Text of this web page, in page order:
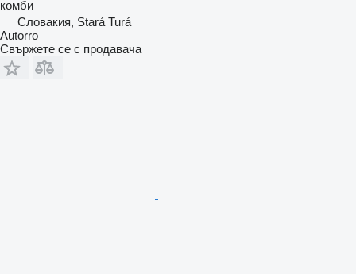
комби
Словакия, Stará Turá
Autorro
Свържете се с продавача